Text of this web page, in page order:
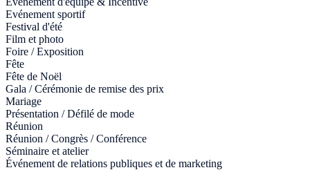
Evénement sportif
Festival d'été
Film et photo
Foire / Exposition
Fête
Fête de Noël
Gala / Cérémonie de remise des prix
Mariage
Présentation / Défilé de mode
Réunion
Réunion / Congrès / Conférence
Séminaire et atelier
Événement de relations publiques et de marketing